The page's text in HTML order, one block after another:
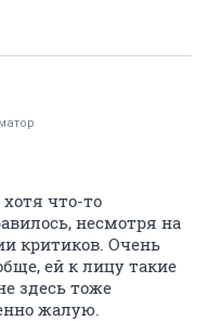
хотя что-то
несмотря на
критиков. Очень
ей к лицу такие
здесь тоже
жалую.